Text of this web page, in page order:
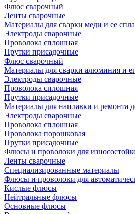
Флюс сварочный
Ленты сварочные
Материалы для сварки меди и ее
Электроды сварочные
Проволока сплошная
Прутки присадочные
Флюс сварочный
Материалы для сварки алюминия и
Электроды сварочные
Проволока сплошная
Прутки присадочные
Материалы для наплавки и ремонта
Электроды сварочные
Проволока сплошная
Проволока порошковая
Прутки присадочные
Флюсы и проволоки для
Ленты сварочные
Специализированные материалы
Флюсы и проволоки для
Кислые флюсы
Нейтральные флюсы
Основные флюсы